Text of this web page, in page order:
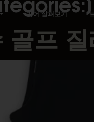
기어 살펴보기
골프